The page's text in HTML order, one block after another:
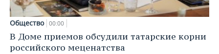
Общество 00:00
В Доме приемов обсудили татарские корни
российского меценатства